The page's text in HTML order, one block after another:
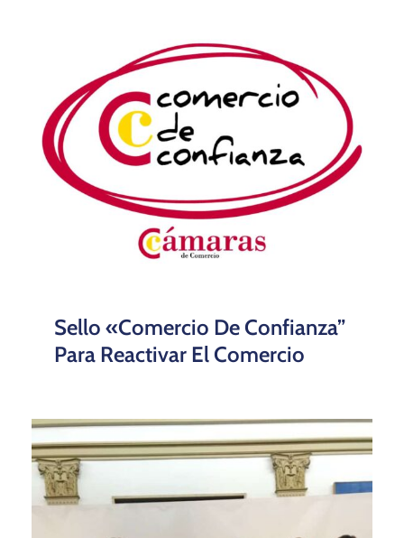
Sello «Comercio De Confianza”
Para Reactivar El Comercio